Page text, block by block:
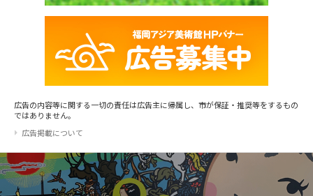
広告の内容等に関する一切の責任は広告主に帰属し、市が保証・推奨等をするもの
ではありません。
広告掲載について